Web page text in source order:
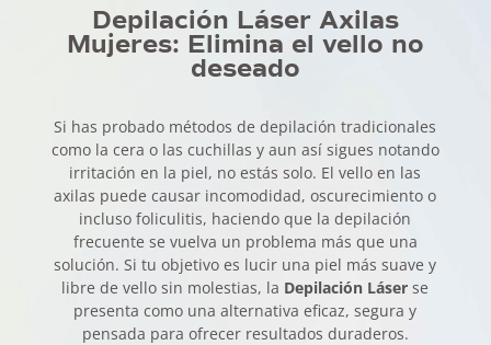
Depilación Láser Axilas
Mujeres: Elimina el vello no
deseado
Si has probado métodos de depilación tradicionales
como la cera o las cuchillas y aun así sigues notando
irritación en la piel, no estás solo. El vello en las
axilas puede causar incomodidad, oscurecimiento o
incluso foliculitis, haciendo que la depilación
frecuente se vuelva un problema más que una
solución. Si tu objetivo es lucir una piel más suave y
libre de vello sin molestias, la Depilación Láser se
presenta como una alternativa eficaz, segura y
pensada para ofrecer resultados duraderos.